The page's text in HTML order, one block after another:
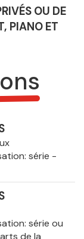
OU DE
PIANO ET
série -
série ou
de la